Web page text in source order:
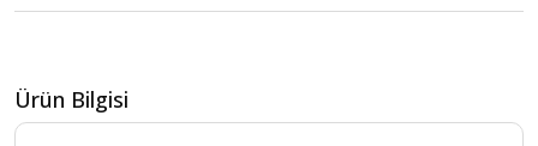
Ürün Bilgisi